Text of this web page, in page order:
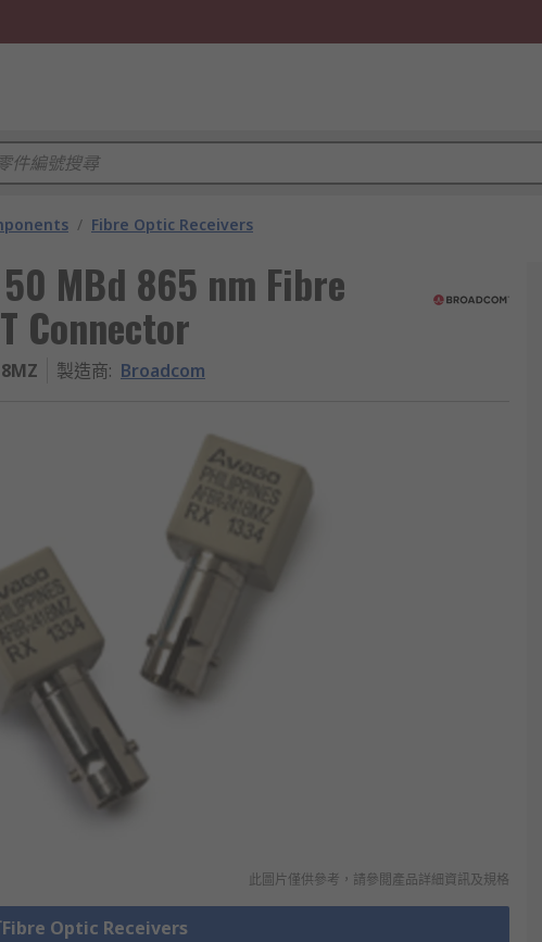
/ Fibre Optic Receivers
MBd 865 nm Fibre
Connector
製造商: Broadcom
此圖片僅供參考，請參閲產品詳細資訊及規格
Fibre Optic Receivers